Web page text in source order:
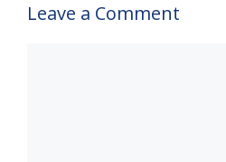
Leave a Comment